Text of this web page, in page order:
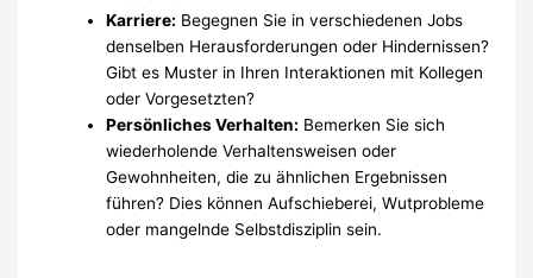
Karriere: Begegnen Sie in verschiedenen Jobs
denselben Herausforderungen oder Hindernissen?
Gibt es Muster in Ihren Interaktionen mit Kollegen
oder Vorgesetzten?
Persönliches Verhalten: Bemerken Sie sich
wiederholende Verhaltensweisen oder
Gewohnheiten, die zu ähnlichen Ergebnissen
führen? Dies können Aufschieberei, Wutprobleme
oder mangelnde Selbstdisziplin sein.